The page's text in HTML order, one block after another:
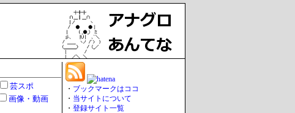
芸スポ
画像・動画
・ ブックマークはココ
・ 当サイトについて
・ 登録サイト一覧